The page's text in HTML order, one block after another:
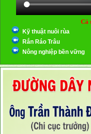
Cá
Kỹ thuật nuôi rùa
Rắn Ráo Trâu
Nông nghiệp bền vững